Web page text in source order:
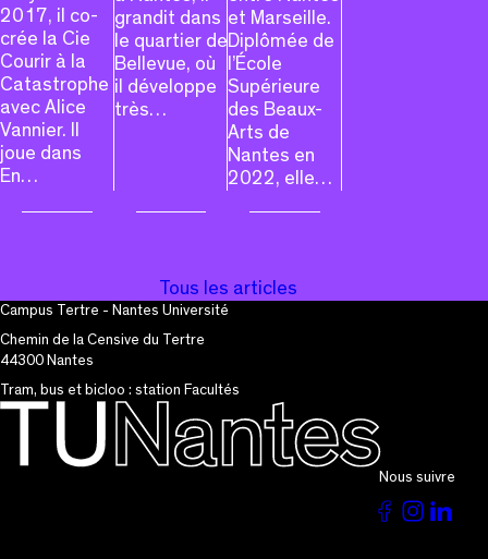
2017, il co-
crée la Cie
Courir à la
Catastrophe
avec Alice
Vannier. Il
joue dans
En…
grandit dans
le quartier de
Bellevue, où
il développe
très…
et Marseille.
Diplômée de
l’École
Supérieure
des Beaux-
Arts de
Nantes en
2022, elle…
Tous les articles
Campus Tertre - Nantes Université
Chemin de la Censive du Tertre
44300 Nantes
Tram, bus et bicloo : station Facultés
Nous suivre
VoirVoir